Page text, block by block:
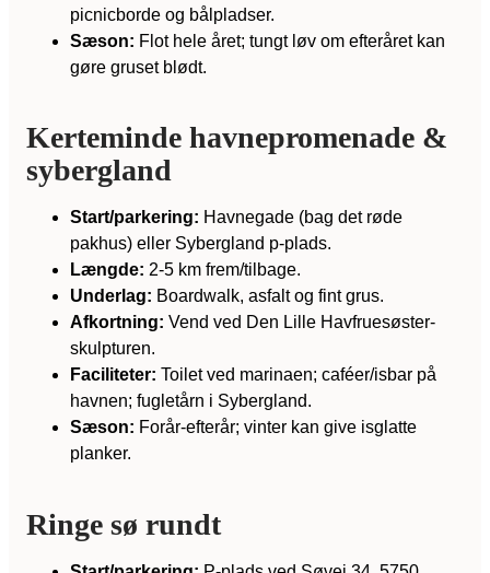
picnicborde og bålpladser.
Sæson: Flot hele året; tungt løv om efteråret kan
gøre gruset blødt.
Kerteminde havnepromenade &
sybergland
Start/parkering: Havnegade (bag det røde
pakhus) eller Sybergland p-plads.
Længde: 2-5 km frem/tilbage.
Underlag: Boardwalk, asfalt og fint grus.
Afkortning: Vend ved Den Lille Havfruesøster-
skulpturen.
Faciliteter: Toilet ved marinaen; caféer/isbar på
havnen; fugletårn i Sybergland.
Sæson: Forår-efterår; vinter kan give isglatte
planker.
Ringe sø rundt